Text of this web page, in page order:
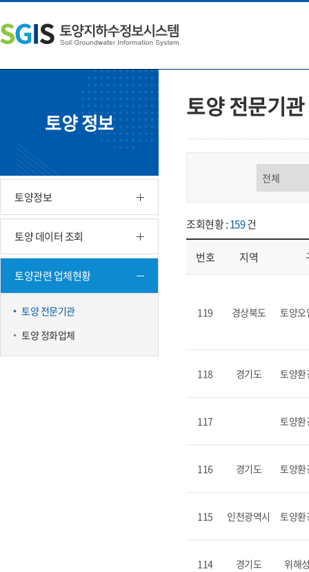
문
내
용
쪽
메
뉴
단
주
소
토양 정보
토양정보
토양 데이터 조회
토양관련 업체현황
토양 전문기관
토양 정화업체
토양 전문기관
조회현황 :159건
번호 지역
119 경상북도 토양오
118 경기도 토양환
117 토양환
116 경기도 토양환
115 인천광역시 토양환
114 경기도 위해